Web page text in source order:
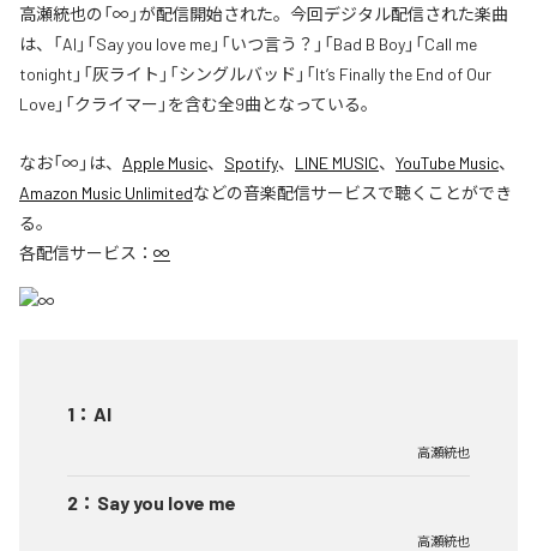
高瀬統也の「∞」が配信開始された。今回デジタル配信された楽曲
は、「AI」「Say you love me」「いつ言う？」「Bad B Boy」「Call me
tonight」「灰ライト」「シングルバッド」「It’s Finally the End of Our
Love」「クライマー」を含む全9曲となっている。
なお「∞ 」は、 Apple Music、 Spotify、 LINE MUSIC、 YouTube Music、
Amazon Music Unlimitedなどの音楽配信サービスで聴くことができ
る。
各配信サービス： ∞
1 ： AI
高瀬統也
2 ： Say you love me
高瀬統也